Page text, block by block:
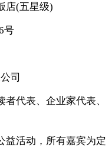
店(五星级)
号
司
者代表、企业家代表、
益活动，所有嘉宾为定